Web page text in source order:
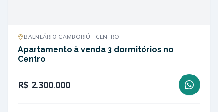
BALNEÁRIO CAMBORIÚ - CENTRO
Apartamento à venda 3 dormitórios no
Centro
R$ 2.300.000